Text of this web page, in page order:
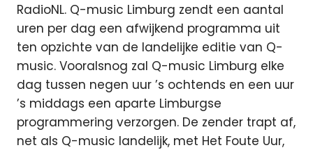
RadioNL. Q-music Limburg zendt een aantal
uren per dag een afwijkend programma uit
ten opzichte van de landelijke editie van Q-
music. Vooralsnog zal Q-music Limburg elke
dag tussen negen uur ’s ochtends en een uur
’s middags een aparte Limburgse
programmering verzorgen. De zender trapt af,
net als Q-music landelijk, met Het Foute Uur,